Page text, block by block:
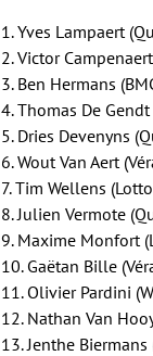
1. Yves Lampaert
2. Victor
3. Ben Hermans
4. Thomas De
5. Dries Devenyns
6. Wout Van Aert
7. Tim Wellens
8. Julien Vermote
9. Maxime Monfort
10. Gaëtan Bille
11. Olivier Pardini
12. Nathan Van
13. Jenthe